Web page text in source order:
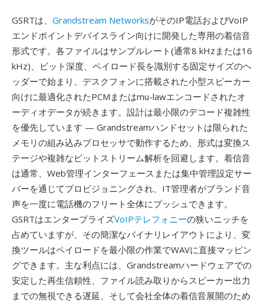
GSRTは、 Grandstream NetworksがそのIP電話およびVoIP
エンドポイントデバイスライン向けに開発した専用の着信音
形式です。各ファイルはサンプルレート(通常8 kHzまたは16
kHz)、ビット深度、ペイロード長を識別する固定サイズのヘ
ッダーで始まり、デスクフォンに搭載された小型スピーカー
向けに最適化されたPCMまたはmu-lawエンコードされたオ
ーディオデータが続きます。設計は最小限のデコード複雑性
を優先しています — Grandstreamハンドセットは限られた
メモリの組み込みプロセッサで動作するため、形式は変換ス
テージや複雑なビットストリーム解析を回避します。着信音
は通常、Web管理インターフェースまたは集中管理設定サー
バーを通じてプロビジョニングされ、IT管理者がブランド音
声を一度に電話機のフリート全体にプッシュできます。
GSRTはエンタープライズVoIPテレフォニーの狭いニッチを
占めていますが、その簡潔なバイナリレイアウトにより、変
換ツールはペイロードを最小限の作業でWAVに直接マッピン
グできます。主な利点には、Grandstreamハードウェアでの
安定した再生信頼性、ファイル読み取りからスピーカー出力
までの無視できる遅延、そして会社全体の着信音展開のため